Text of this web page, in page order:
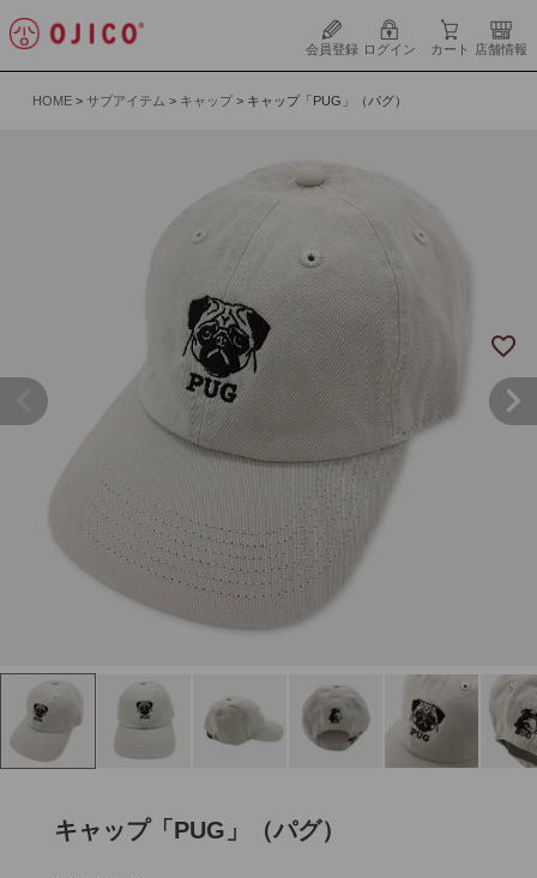
会員登録 ログイン カート 店舗情報
HOME サブアイテム キャップ キャップ「PUG」（パグ）
キャップ「PUG」（パグ）